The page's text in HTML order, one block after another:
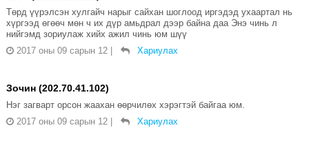
Төрд үүрэлсэн хулгайч нарыг сайхан шоглоод иргэдэд ухаартал нь
хүргээд өгөөч мөн ч их дүр амьдрал дээр байна даа Энэ чинь л
нийгэмд зориулаж хийх ажил чинь юм шүү
2017 оны 09 сарын 12
Хариулах
Зочин (202.70.41.102)
Нэг загварт орсон жаахан өөрчилөх хэрэгтэй байгаа юм.
2017 оны 09 сарын 12
Хариулах